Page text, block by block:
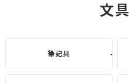
文具
筆記具